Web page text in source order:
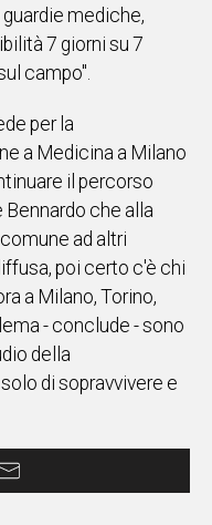
mediche,
7 giorni su 7
campo".
per la
a Medicina a Milano
il percorso
Bennardo che alla
ad altri
poi certo c'è chi
a Milano, Torino,
- conclude - sono
della
di sopravvivere e